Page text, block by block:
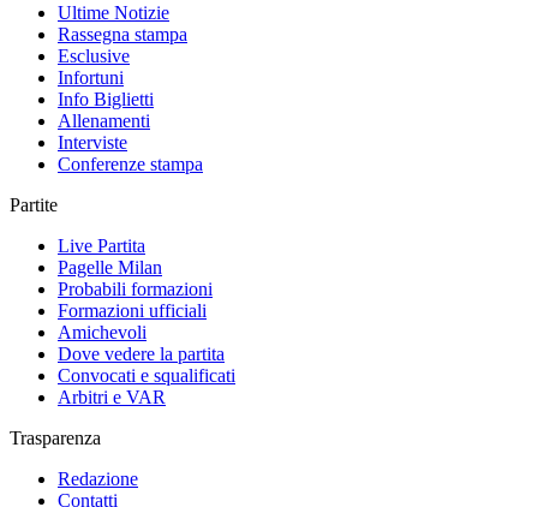
Ultime Notizie
Rassegna stampa
Esclusive
Infortuni
Info Biglietti
Allenamenti
Interviste
Conferenze stampa
Partite
Live Partita
Pagelle Milan
Probabili formazioni
Formazioni ufficiali
Amichevoli
Dove vedere la partita
Convocati e squalificati
Arbitri e VAR
Trasparenza
Redazione
Contatti